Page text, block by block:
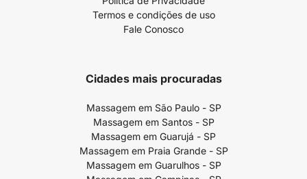
Termos e condições de uso
Fale Conosco
Cidades mais procuradas
Massagem em São Paulo - SP
Massagem em Santos - SP
Massagem em Guarujá - SP
Massagem em Praia Grande - SP
Massagem em Guarulhos - SP